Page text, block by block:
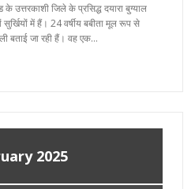
उत्तरकाशी जिले के प्रसिद्ध दयारा बुग्याल
में हैं। 24 वर्षीय बबीता मूल रूप से
बताई जा रही हैं। वह एक…
2025